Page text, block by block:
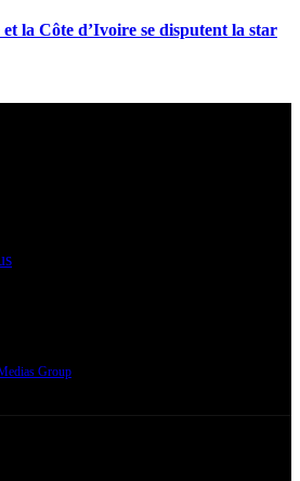
la Côte d’Ivoire se disputent la star
Group